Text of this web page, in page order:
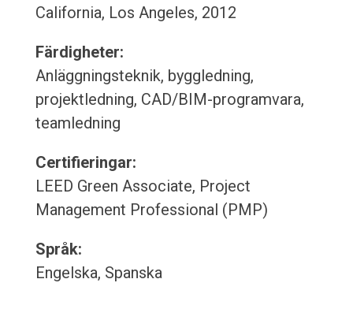
California, Los Angeles, 2012
Färdigheter:
Anläggningsteknik, byggledning,
projektledning, CAD/BIM-programvara,
teamledning
Certifieringar:
LEED Green Associate, Project
Management Professional (PMP)
Språk:
Engelska, Spanska